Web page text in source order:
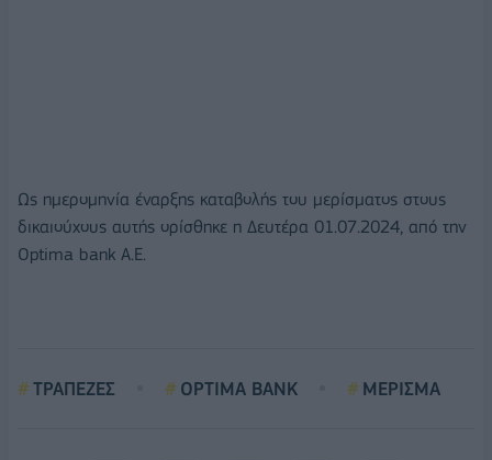
Ως ημερομηνία έναρξης καταβολής του μερίσματος στους
δικαιούχους αυτής ορίσθηκε η Δευτέρα 01.07.2024, από την
Optima bank Α.Ε.
ΤΡΑΠΕΖΕΣ OPTIMA BANK ΜΕΡΙΣΜΑ